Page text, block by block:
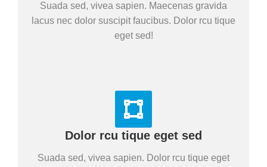
Suada sed, vivea sapien. Maecenas gravida
lacus nec dolor suscipit faucibus. Dolor rcu tique
eget sed!
Dolor rcu tique eget sed
Suada sed, vivea sapien. Dolor rcu tique eget